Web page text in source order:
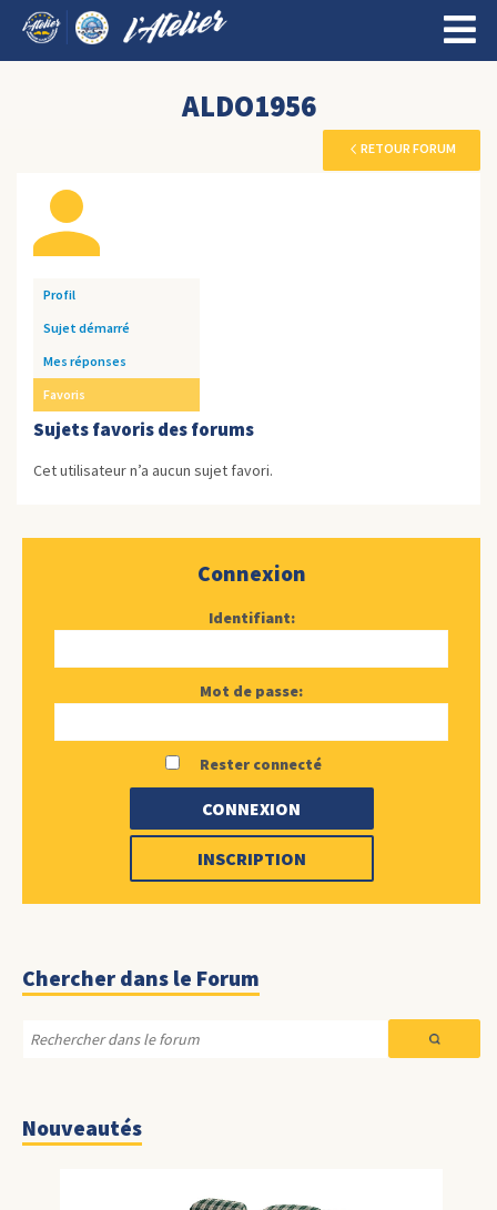
ALDO1956
RETOUR FORUM
Profil
Sujet démarré
Mes réponses
Favoris
Sujets favoris des forums
Cet utilisateur n’a aucun sujet favori.
Connexion
Identifiant:
Mot de passe:
Rester connecté
CONNEXION
INSCRIPTION
Chercher dans le Forum
Nouveautés